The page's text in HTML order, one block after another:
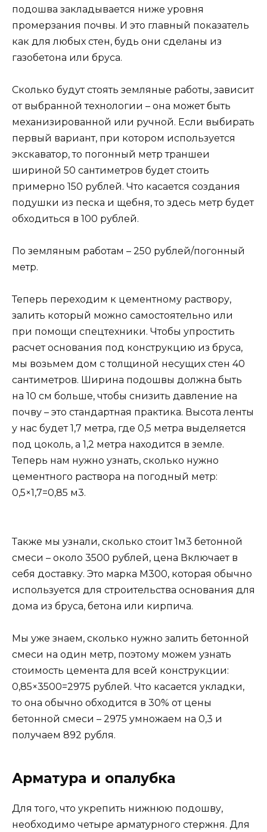
подошва закладывается ниже уровня
промерзания почвы. И это главный показатель
как для любых стен, будь они сделаны из
газобетона или бруса.
Сколько будут стоять земляные работы, зависит
от выбранной технологии – она может быть
механизированной или ручной. Если выбирать
первый вариант, при котором используется
экскаватор, то погонный метр траншеи
шириной 50 сантиметров будет стоить
примерно 150 рублей. Что касается создания
подушки из песка и щебня, то здесь метр будет
обходиться в 100 рублей.
По земляным работам – 250 рублей/погонный
метр.
Теперь переходим к цементному раствору,
залить который можно самостоятельно или
при помощи спецтехники. Чтобы упростить
расчет основания под конструкцию из бруса,
мы возьмем дом с толщиной несущих стен 40
сантиметров. Ширина подошвы должна быть
на 10 см больше, чтобы снизить давление на
почву – это стандартная практика. Высота ленты
у нас будет 1,7 метра, где 0,5 метра выделяется
под цоколь, а 1,2 метра находится в земле.
Теперь нам нужно узнать, сколько нужно
цементного раствора на погодный метр:
0,5×1,7=0,85 м3.
Также мы узнали, сколько стоит 1м3 бетонной
смеси – около 3500 рублей, цена Включает в
себя доставку. Это марка М300, которая обычно
используется для строительства основания для
дома из бруса, бетона или кирпича.
Мы уже знаем, сколько нужно залить бетонной
смеси на один метр, поэтому можем узнать
стоимость цемента для всей конструкции:
0,85×3500=2975 рублей. Что касается укладки,
то она обычно обходится в 30% от цены
бетонной смеси – 2975 умножаем на 0,3 и
получаем 892 рубля.
Арматура и опалубка
Для того, что укрепить нижнюю подошву,
необходимо четыре арматурного стержня. Для